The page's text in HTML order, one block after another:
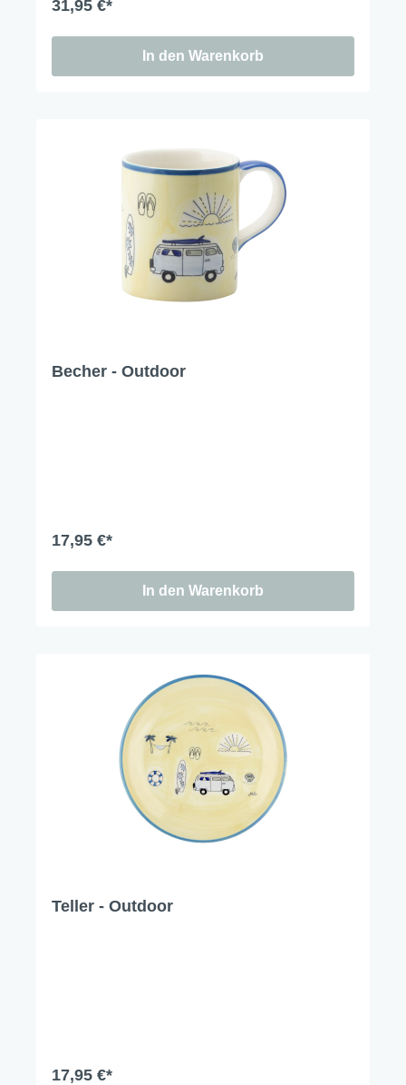
31,95 €*
In den Warenkorb
Becher - Outdoor
17,95 €*
In den Warenkorb
Teller - Outdoor
17,95 €*